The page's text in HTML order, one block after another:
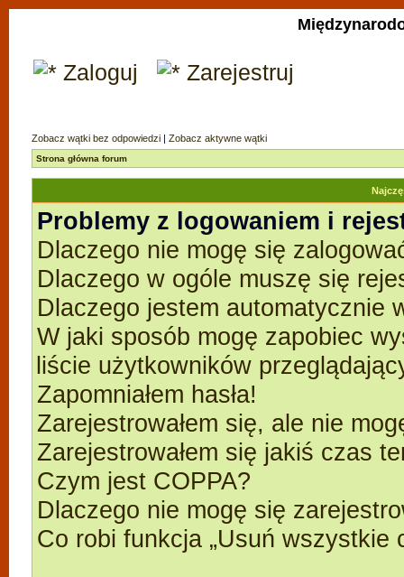
Zaloguj Zarejestruj
Zobacz wątki bez odpowiedzi | Zobacz aktywne wątki
Strona główna forum
Problemy z logowaniem i
Dlaczego nie mogę się
Dlaczego w ogóle muszę się
Dlaczego jestem automatycznie
W jaki sposób mogę zapobiec
liście użytkowników
Zapomniałem hasła!
Zarejestrowałem się, ale nie
Zarejestrowałem się jakiś czas
Czym jest COPPA?
Dlaczego nie mogę się
Co robi funkcja „Usuń wszystkie